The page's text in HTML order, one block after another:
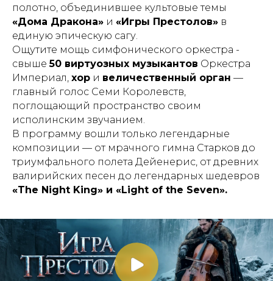
полотно, объединившее культовые темы
«Дома Дракона» и «Игры Престолов» в
единую эпическую сагу.
Ощутите мощь симфонического оркестра -
свыше50 виртуозных музыкантов Оркестра
Империал, хор и величественный орган —
главный голос Семи Королевств,
поглощающий пространство своим
исполинским звучанием.
В программу вошли только легендарные
композиции — от мрачного гимна Старков до
триумфального полета Дейенерис, от древних
валирийских песен до легендарных шедевров
«The Night King» и «Light of the Seven».